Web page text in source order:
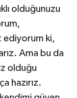
olduğunuzu
ediyorum ki,
Ama bu da
olduğu
hazırız.